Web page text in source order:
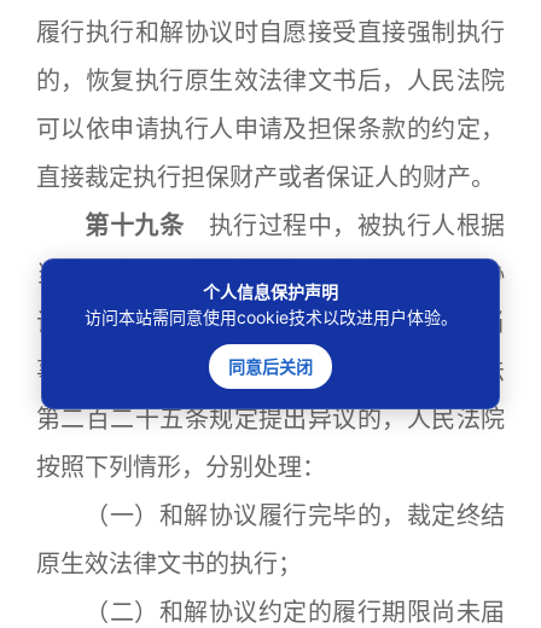
履行执行和解协议时自愿接受直接强制执行
的，恢复执行原生效法律文书后，人民法院
可以依申请执行人申请及担保条款的约定，
直接裁定执行担保财产或者保证人的财产。
第十九条 执行过程中，被执行人根据
当事人自行达成但未提交人民法院的和解协
议，或者一方当事人提交人民法院但其他当
事人不予认可的和解协议，依照民事诉讼法
第二百二十五条规定提出异议的，人民法院
按照下列情形，分别处理：
（一）和解协议履行完毕的，裁定终结
原生效法律文书的执行；
（二）和解协议约定的履行期限尚未届
个人信息保护声明
访问本站需同意使用cookie技术以改进用户体验。
同意后关闭